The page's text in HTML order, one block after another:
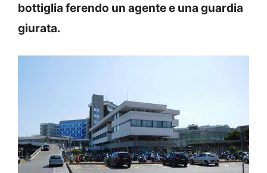
bottiglia ferendo un agente e una guardia
giurata.